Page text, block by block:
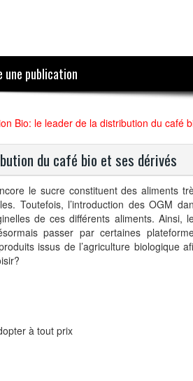
une publication
Bio: le leader de la distribution du café
du café bio et ses dérivés
le sucre constituent des aliments
Toutefois, l’introduction des OGM
de ces différents aliments. Ainsi,
passer par certaines
issus de l’agriculture biologique
à tout prix